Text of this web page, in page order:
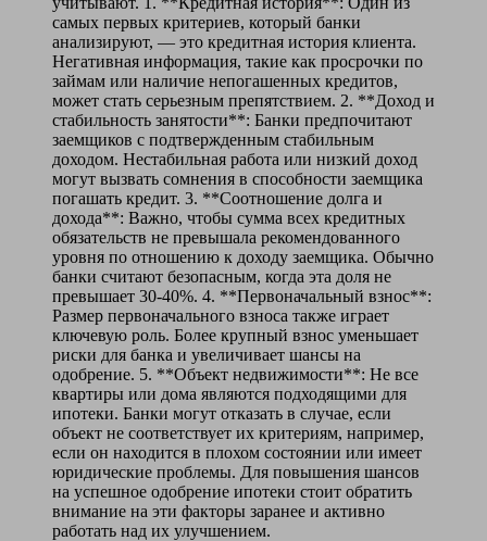
самых первых критериев, который банки
анализируют, — это кредитная история клиента.
Негативная информация, такие как просрочки по
займам или наличие непогашенных кредитов,
может стать серьезным препятствием. 2. **Доход и
стабильность занятости**: Банки предпочитают
заемщиков с подтвержденным стабильным
доходом. Нестабильная работа или низкий доход
могут вызвать сомнения в способности заемщика
погашать кредит. 3. **Соотношение долга и
дохода**: Важно, чтобы сумма всех кредитных
обязательств не превышала рекомендованного
уровня по отношению к доходу заемщика. Обычно
банки считают безопасным, когда эта доля не
превышает 30-40%. 4. **Первоначальный взнос**:
Размер первоначального взноса также играет
ключевую роль. Более крупный взнос уменьшает
риски для банка и увеличивает шансы на
одобрение. 5. **Объект недвижимости**: Не все
квартиры или дома являются подходящими для
ипотеки. Банки могут отказать в случае, если
объект не соответствует их критериям, например,
если он находится в плохом состоянии или имеет
юридические проблемы. Для повышения шансов
на успешное одобрение ипотеки стоит обратить
внимание на эти факторы заранее и активно
работать над их улучшением.